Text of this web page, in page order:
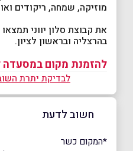
מוזיקה, שמחה, ריקודים
את קבוצת סלון יווני
בהרצליה ובראשון לציון.
להזמנת מקום במסעדה
לבדיקת יתרת
חשוב לדעת
*המקום כשר